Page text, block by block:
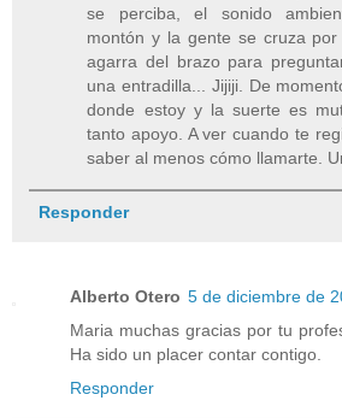
se perciba, el sonido
montón y la gente se cruza
agarra del brazo para
una entradilla... Jijiji. De
donde estoy y la suerte es
tanto apoyo. A ver cuando te
saber al menos cómo llamarte.
Responder
Alberto Otero 5 de diciembre de
Maria muchas gracias por tu
Ha sido un placer contar contigo.
Responder